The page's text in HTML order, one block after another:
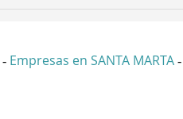
- Empresas en SANTA MARTA -